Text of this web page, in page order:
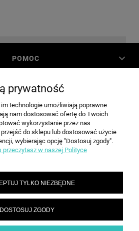
POMOC
MOJE KONTO
I DOSTAWA
INFORMACJE
O NAS
12, 05-200 Wołomin |sekretariat@spd.pl
prywatność
technologie umożliwiają poprawne
nam dostosować ofertę do Twoich
wykorzystanie przez nas
do sklepu lub dostosować użycie
wybierając opcję "Dostosuj zgody".
w naszej Polityce
TYLKO NIEZBĘDNE
DOSTOSUJ ZGODY